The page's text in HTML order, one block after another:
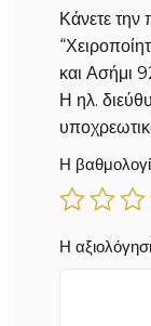
Κάνετε την
και Ασήμι
Η ηλ.
Η
Η